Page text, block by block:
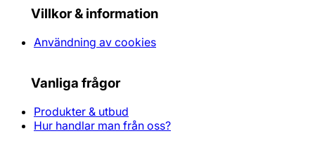
Villkor & information
Användning av cookies
Vanliga frågor
Produkter & utbud
Hur handlar man från oss?